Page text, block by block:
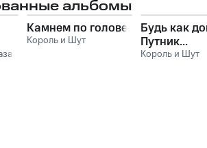
альбомы
Камнем по голове
Король и Шут
Будь как
Путник...
Король и Шут